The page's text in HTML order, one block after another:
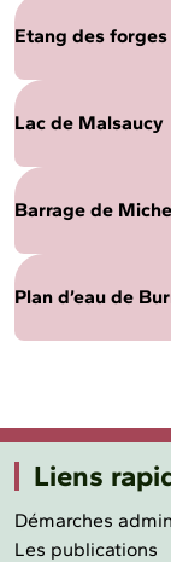
Etang des forges
Lac de Malsaucy
Barrage de
Plan d’eau de
Liens
Démarches
Les publications